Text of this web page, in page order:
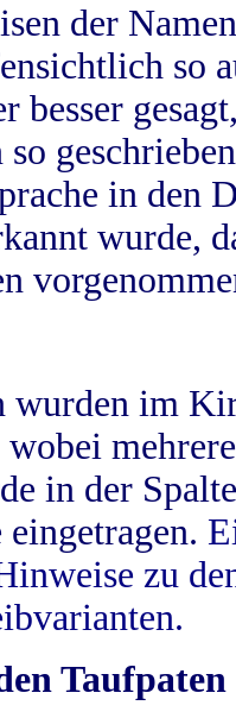
der
so
besser
so
in
wurde,
wurden im
in der
eingetragen.
zu
Taufpaten